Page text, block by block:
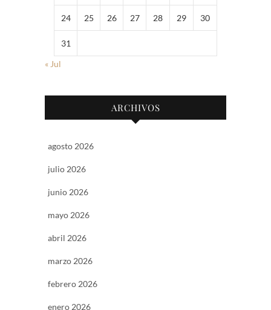
24 25 26 27 28 29 30
31
« Jul
ARCHIVOS
agosto 2026
julio 2026
junio 2026
mayo 2026
abril 2026
marzo 2026
febrero 2026
enero 2026